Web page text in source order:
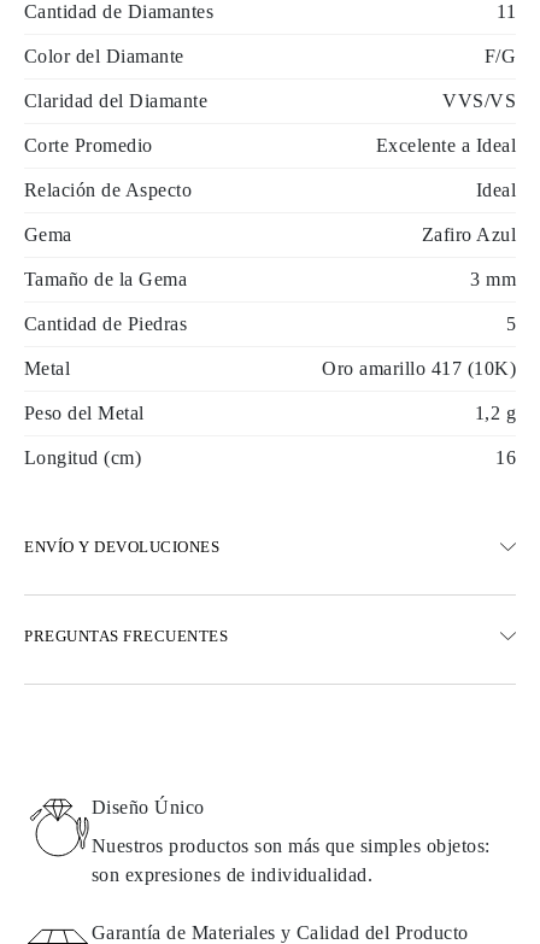
Cantidad de Diamantes 11
Color del Diamante F/G
Claridad del Diamante VVS/VS
Corte Promedio Excelente a Ideal
Relación de Aspecto Ideal
Gema Zafiro Azul
Tamaño de la Gema 3 mm
Cantidad de Piedras 5
Metal Oro amarillo 417 (10K)
Peso del Metal 1,2 g
Longitud (cm) 16
ENVÍO Y DEVOLUCIONES
Opciones de entrega exprés también están disponibles
Detalles sobre métodos de envío, costos y tiempos de entrega se
pueden encontrar en laspreguntas frecuentes sobre la entrega
PREGUNTAS FRECUENTES
Diseño Único
Nuestros productos son más que simples objetos:
son expresiones de individualidad.
Garantía de Materiales y Calidad del Producto